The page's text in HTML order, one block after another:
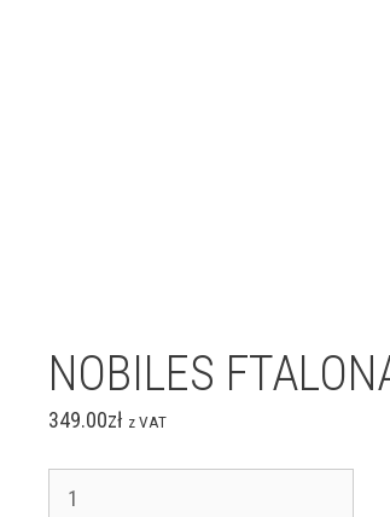
NOBILES
349.00zł z VAT